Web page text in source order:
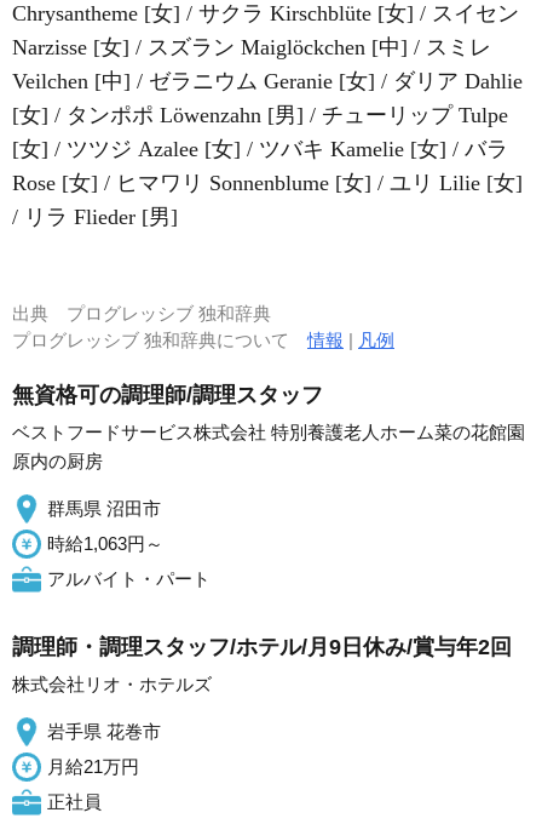
Chrysantheme [女] / サクラ Kirschblüte [女] / スイセン
Narzisse [女] / スズラン Maiglöckchen [中] / スミレ
Veilchen [中] / ゼラニウム Geranie [女] / ダリア Dahlie
[女] / タンポポ Löwenzahn [男] / チューリップ Tulpe
[女] / ツツジ Azalee [女] / ツバキ Kamelie [女] / バラ
Rose [女] / ヒマワリ Sonnenblume [女] / ユリ Lilie [女]
/ リラ Flieder [男]
出典 プログレッシブ 独和辞典
プログレッシブ 独和辞典について情報 | 凡例
無資格可の調理師/調理スタッフ
ベストフードサービス株式会社 特別養護老人ホーム菜の花館園
原内の厨房
群馬県 沼田市
時給1,063円～
アルバイト・パート
調理師・調理スタッフ/ホテル/月9日休み/賞与年2回
株式会社リオ・ホテルズ
岩手県 花巻市
月給21万円
正社員